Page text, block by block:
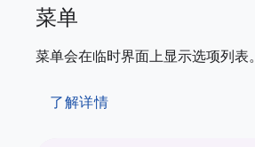
菜单
菜单会在临时界面上显示选项列表。
了解详情